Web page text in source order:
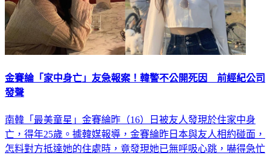
金賽綸「家中身亡」友急報案！韓警不公開死因 前經紀公司
發聲
南韓「最美童星」金賽綸昨（16）日被友人發現於住家中身
亡，得年25歲。據韓媒報導，金賽綸昨日本與友人相約碰面，
怎料對方抵達她的住處時，竟發現她已無呼吸心跳，嚇得急忙